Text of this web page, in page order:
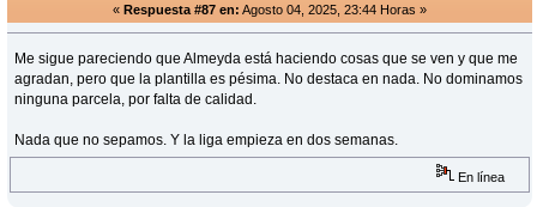
« Respuesta #87 en: Agosto 04, 2025, 23:44 Horas »
Me sigue pareciendo que Almeyda está haciendo cosas que se ven y que me
agradan, pero que la plantilla es pésima. No destaca en nada. No dominamos
ninguna parcela, por falta de calidad.
Nada que no sepamos. Y la liga empieza en dos semanas.
En línea